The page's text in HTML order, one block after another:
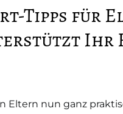
Tipps für
Ihr
Eltern nun ganz